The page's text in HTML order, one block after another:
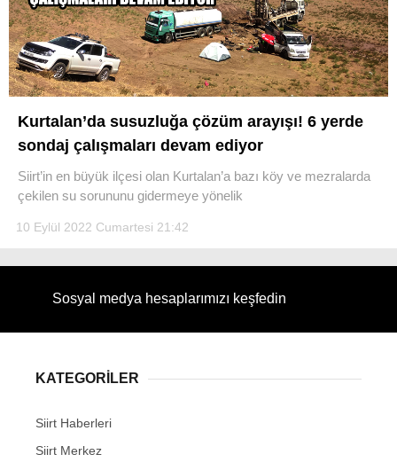
Instagram
Youtube
Kurtalan’da susuzluğa çözüm arayışı! 6 yerde
sondaj çalışmaları devam ediyor
Siirt’in en büyük ilçesi olan Kurtalan’a bazı köy ve mezralarda
çekilen su sorununu gidermeye yönelik
10 Eylül 2022 Cumartesi 21:42
Sosyal medya hesaplarımızı keşfedin
KATEGORİLER
Siirt Haberleri
Siirt Merkez